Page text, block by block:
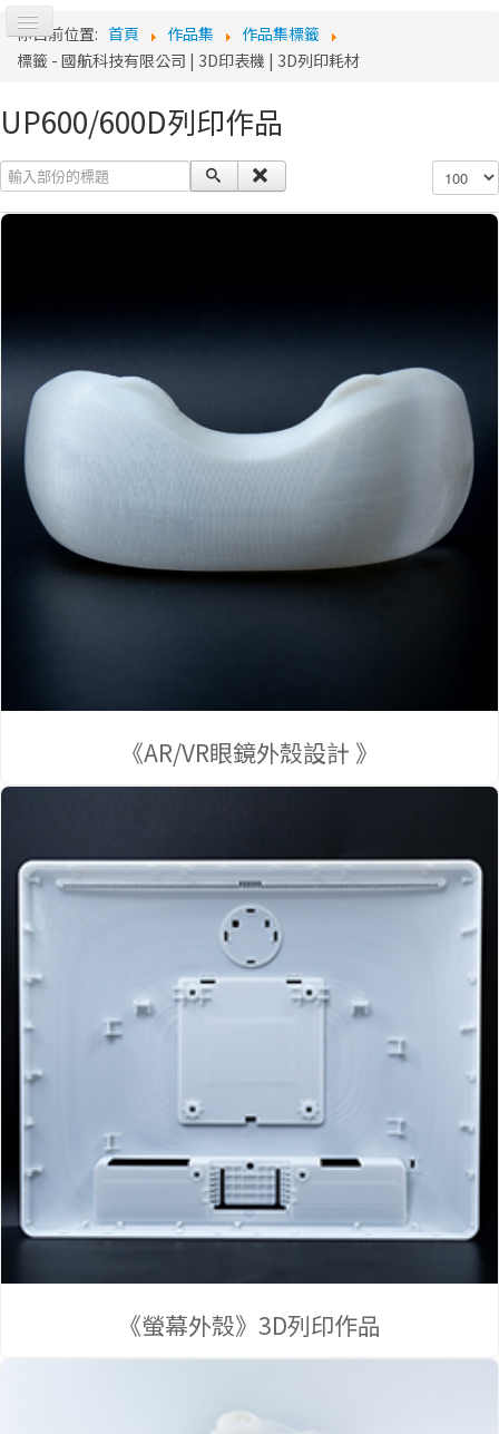
切
換
導
Lo
go
首
頁
你目前位置: 首頁 作品集
作品集標籤
標籤 - 國航科技有限公司 | 3D印表機 | 3D列印耗材
UP600/600D列印作品
輸入部份的標題 顯示數目
《AR/VR眼鏡外殼設計 》
《螢幕外殼》3D列印作品